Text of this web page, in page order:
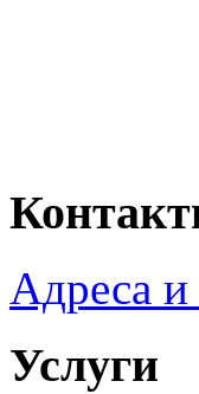
Адреса и
Услуги